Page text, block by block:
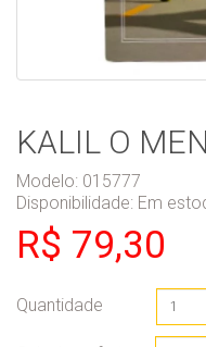
KALIL O
Modelo: 015777
Disponibilidade: Em
R$ 79,30
Quantidade